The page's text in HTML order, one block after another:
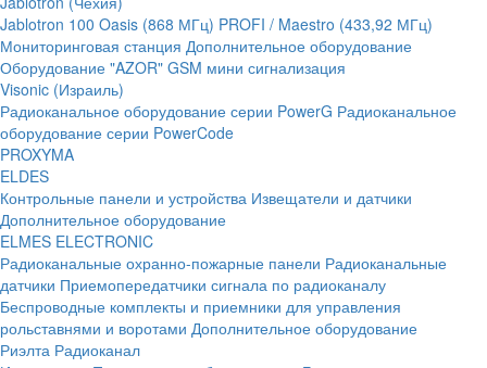
Jablotron 100 Oasis (868 МГц) PROFI / Maestro (433,92 МГц)
Мониторинговая станция Дополнительное оборудование
Оборудование "AZOR" GSM мини сигнализация
Visonic (Израиль)
Радиоканальное оборудование серии PowerG Радиоканальное
оборудование серии PowerCode
PROXYMA
ELDES
Контрольные панели и устройства Извещатели и датчики
Дополнительное оборудование
ELMES ELECTRONIC
Радиоканальные охранно-пожарные панели Радиоканальные
датчики Приемопередатчики сигнала по радиоканалу
Беспроводные комплекты и приемники для управления
рольставнями и воротами Дополнительное оборудование
Риэлта Радиоканал